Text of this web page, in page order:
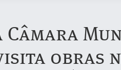
obras